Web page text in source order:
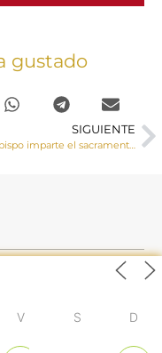
gustado
SIGUIENTE
El Sr. Obispo imparte el sacramento de la Confirmación a un grupo de jóvenes de Casasimarro
V S D